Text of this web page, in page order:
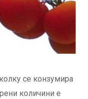
се конзумира
количини е